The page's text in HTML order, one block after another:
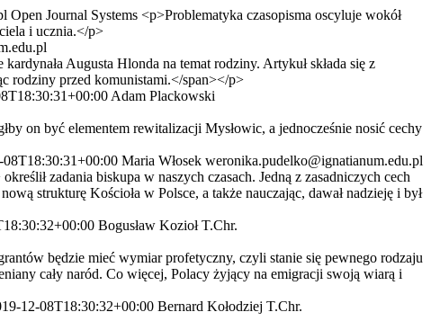
Open Journal Systems <p>Problematyka czasopisma oscyluje wokół
i ucznia.</p>
Augusta Hlonda na temat rodziny. Artykuł składa się z
rodziny przed komunistami.</span></p>
Adam Plackowski
on być elementem rewitalizacji Mysłowic, a jednocześnie nosić cechy
08T18:30:31+00:00 Maria Włosek weronika.pudelko@ignatianum.edu.pl
zadania biskupa w naszych czasach. Jedną z zasadniczych cech
strukturę Kościoła w Polsce, a także nauczając, dawał nadzieję i był
Bogusław Kozioł T.Chr.
będzie mieć wymiar profetyczny, czyli stanie się pewnego rodzaju
cały naród. Co więcej, Polacy żyjący na emigracji swoją wiarą i
12-08T18:30:32+00:00 Bernard Kołodziej T.Chr.